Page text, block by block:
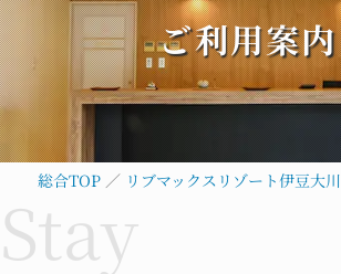
ご利用案内
総合TOP リブマックスリゾート伊豆大川